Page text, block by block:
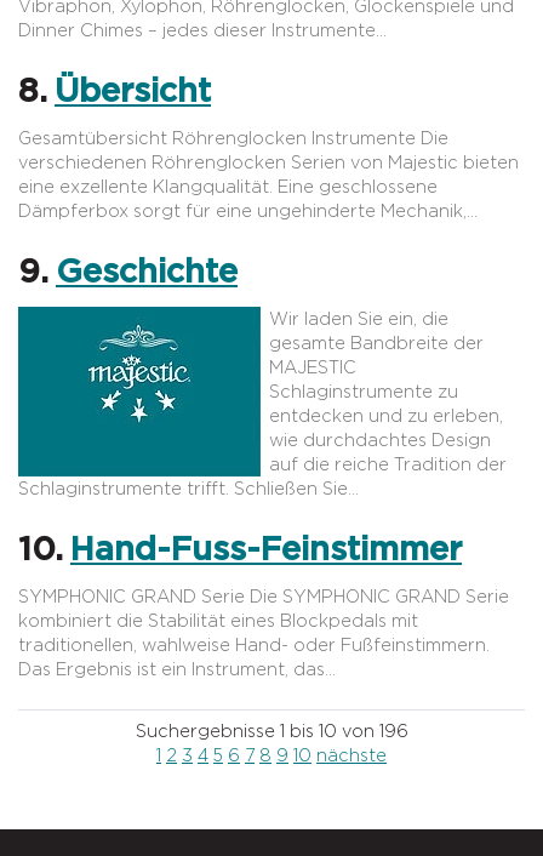
Vibraphon, Xylophon, Röhrenglocken, Glockenspiele und
Dinner Chimes – jedes dieser Instrumente…
8. Übersicht
Gesamtübersicht Röhrenglocken Instrumente Die
verschiedenen Röhrenglocken Serien von Majestic bieten
eine exzellente Klangqualität. Eine geschlossene
Dämpferbox sorgt für eine ungehinderte Mechanik,…
9. Geschichte
Wir laden Sie ein, die
gesamte Bandbreite der
MAJESTIC
Schlaginstrumente zu
entdecken und zu erleben,
wie durchdachtes Design
auf die reiche Tradition der
Schlaginstrumente trifft. Schließen Sie…
10. Hand-Fuss-Feinstimmer
SYMPHONIC GRAND Serie Die SYMPHONIC GRAND Serie
kombiniert die Stabilität eines Blockpedals mit
traditionellen, wahlweise Hand- oder Fußfeinstimmern.
Das Ergebnis ist ein Instrument, das…
Suchergebnisse 1 bis 10 von 196
1 2 3 4 5 6 7 8 9 10 nächste